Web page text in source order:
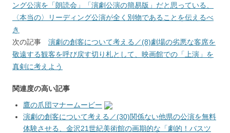
ング公演を「朗読会」「演劇公演の簡易版」だと思っている、
〈本当の〉リーディング公演が全く別物であることを伝えるべ
き
次の記事 演劇の創客について考える／(8)劇場の劣悪な客席を
敬遠する観客を呼び戻す切り札として、映画館での「上演」を
真剣に考えよう
関連度の高い記事
鷹の爪団マナームービー
演劇の創客について考える／(30)関係ない他県の公演を無料
体験させる、金沢21世紀美術館の画期的な「劇的！バスツ